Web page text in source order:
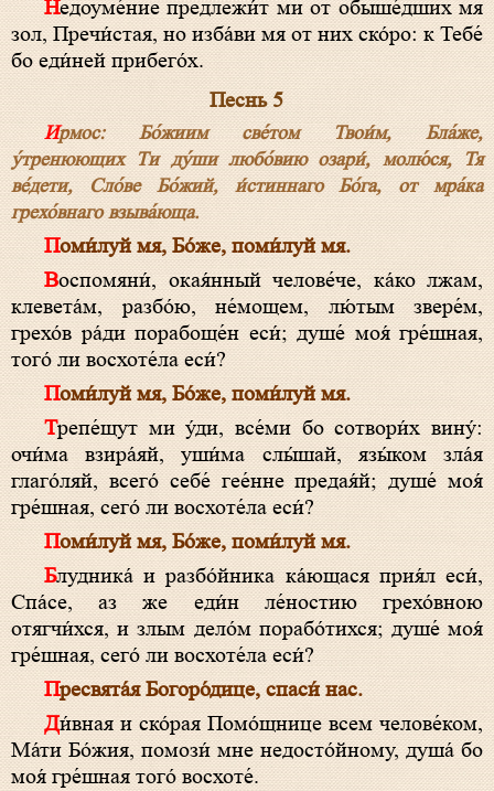
Недоуме́ние предлежи́т ми от обыше́дших мя
зол, Пре­чи́с­тая, но изба́ви мя от них ско́ро: к Тебе́
бо еди́ней прибего́х.
Песнь 5
Ирмос: Бо́­жиим све́том Твои́м, Бла́­же,
у́тренюющих Ти ду́ши любо́вию озари́, молю́ся, Тя
ве́дети, Сло́ве Бо́­жий, и́стиннаго Бо́­га, от мра́ка
грехо́внаго взыва́юща.
Поми́луй мя, Бо́­же, поми́луй мя.
Воспомяни́, окая́нный челове́че, ка́ко лжам,
клевета́м, разбо́ю, не́мощем, лю́тым звере́м,
грехо́в ра́ди порабоще́н еси́; душе́ моя́ гре́шная,
того́ ли восхоте́ла еси́?
Поми́луй мя, Бо́­же, поми́луй мя.
Трепе́щут ми у́ди, все́ми бо сотвори́х вину́:
очи́ма взира́яй, уши́ма слы́шай, язы́ком зла́я
глаго́ляй, всего́ себе́ гее́нне предая́й; душе́ моя́
гре́шная, сего́ ли восхоте́ла еси́?
Поми́луй мя, Бо́­же, поми́луй мя.
Блудника́ и разбо́йника ка́ющася прия́л еси́,
Спа́­се, аз же еди́н ле́ностию грехо́вною
отягчи́хся, и злым дело́м порабо́тихся; душе́ моя́
гре́шная, сего́ ли восхоте́ла еси́?
Пре­свя­та́я Бо­го­ро́­ди­це, спа­си́ нас.
Ди́вная и ско́рая Помо́щнице всем челове́ком,
Ма́­ти Бо́­жия, помози́ мне недосто́йному, душа́ бо
моя́ гре́шная того́ восхоте́.